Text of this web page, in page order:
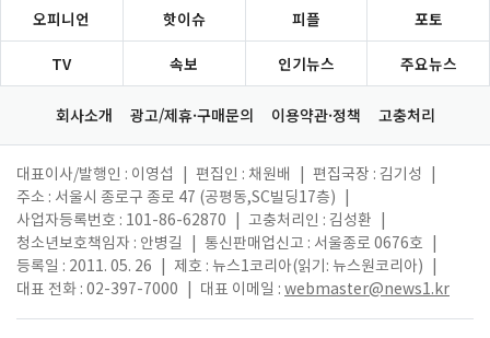
오피니언 핫이슈 피플 포토
TV 속보 인기뉴스 주요뉴스
회사소개 광고/제휴·구매문의 이용약관·정책 고충처리
대표이사/발행인 : 이영섭 편집인 : 채원배 편집국장 : 김기성
주소 : 서울시 종로구 종로 47 (공평동,SC빌딩17층)
사업자등록번호 : 101-86-62870
고충처리인 : 김성환
청소년보호책임자 : 안병길
통신판매업신고 : 서울종로 0676호
등록일 : 2011. 05. 26
제호 : 뉴스1코리아(읽기: 뉴스원코리아)
대표 전화 : 02-397-7000
대표 이메일 : webmaster@news1.kr